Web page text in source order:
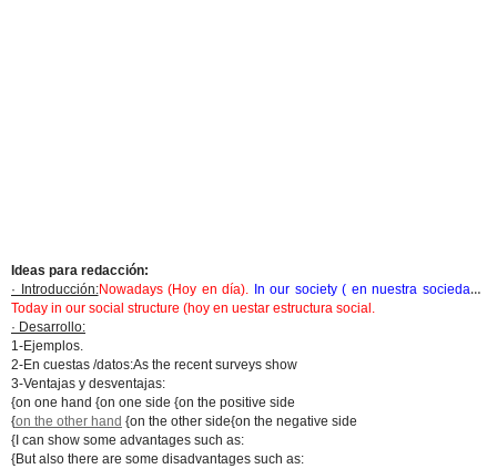
Ideas para redacción:
· Introducción:Nowadays (Hoy en día). In our society ( en nuestra sociedad).
Today in our social structure (hoy en uestar estructura social.
· Desarrollo:
1-Ejemplos.
2-En cuestas /datos:As the recent surveys show
3-Ventajas y desventajas:
{on one hand {on one side {on the positive side
{on the other hand {on the other side{on the negative side
{I can show some advantages such as:
{But also there are some disadvantages such as: